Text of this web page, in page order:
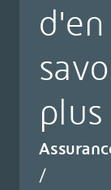
d'en
plus
/